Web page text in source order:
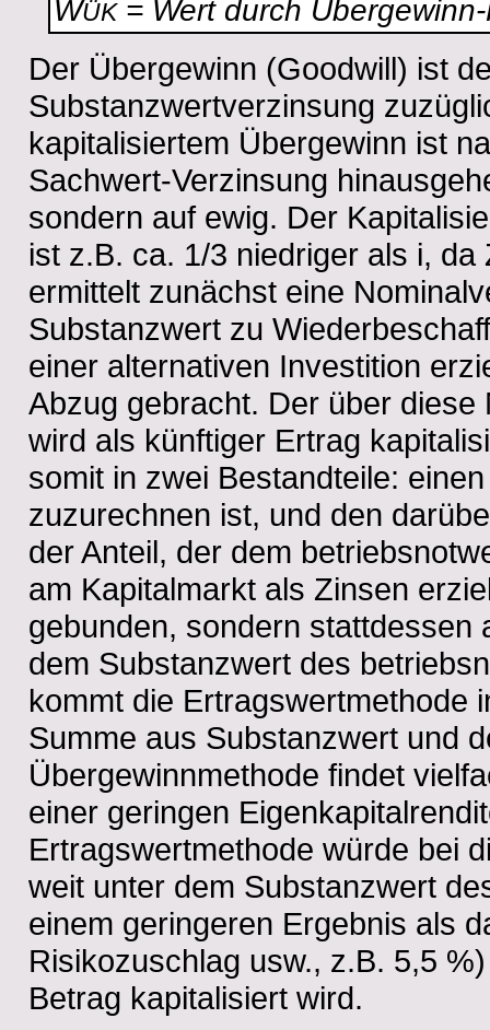
WÜK= Wert durch
Der Übergewinn (Goodwill) ist
Substanzwertverzinsung
kapitalisiertem Übergewinn ist
Sachwert-Verzinsung
sondern auf ewig. Der
ist z.B. ca. 1/3 niedriger als i,
ermittelt zunächst eine
Substanzwert zu
einer alternativen Investition
Abzug gebracht. Der über
wird als künftiger Ertrag
somit in zwei Bestandteile:
zuzurechnen ist, und den
der Anteil, der dem
am Kapitalmarkt als Zinsen
gebunden, sondern stattdessen
dem Substanzwert des
kommt die Ertragswertmethode
Summe aus Substanzwert und
Übergewinnmethode findet
einer geringen
Ertragswertmethode würde bei
weit unter dem Substanzwert
einem geringeren Ergebnis als
Risikozuschlag usw., z.B. 5,5
Betrag kapitalisiert wird.